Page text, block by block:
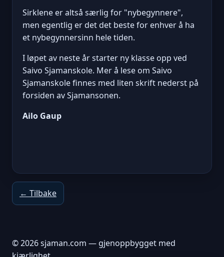
Sirklene er altså særlig for "nybegynnere",
men egentlig er det det beste for enhver å ha
et nybegynnersinn hele tiden.
I løpet av neste år starter ny klasse opp ved
Saivo Sjamanskole. Mer å lese om Saivo
Sjamanskole finnes med liten skrift nederst på
forsiden av Sjamansonen.
Ailo Gaup
← Tilbake
© 2026 sjaman.com — gjenoppbygget med